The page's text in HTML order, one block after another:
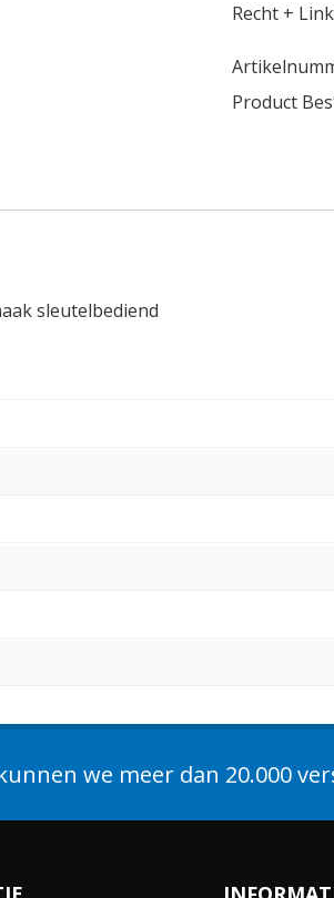
Recht +
Product
sleutelbediend
we meer dan 20.000